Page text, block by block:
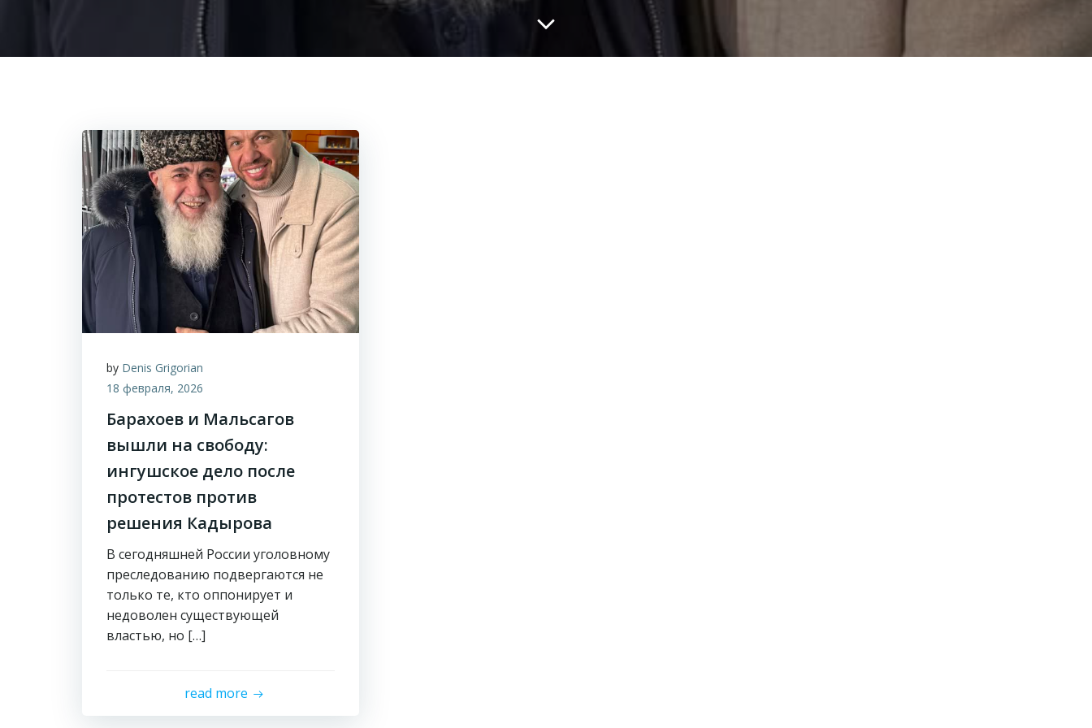
by Denis Grigorian
18 февраля, 2026
Барахоев и Мальсагов
вышли на свободу:
ингушское дело после
протестов против
решения Кадырова
В сегодняшней России уголовному
преследованию подвергаются не
только те, кто оппонирует и
недоволен существующей
властью, но […]
read more